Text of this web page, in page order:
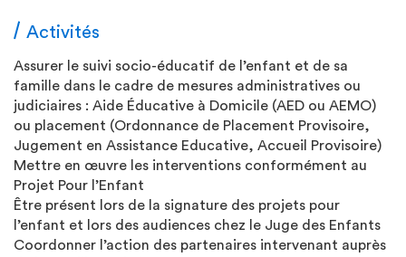
Activités
Assurer le suivi socio-éducatif de l’enfant et de sa
famille dans le cadre de mesures administratives ou
judiciaires : Aide Éducative à Domicile (AED ou AEMO)
ou placement (Ordonnance de Placement Provisoire,
Jugement en Assistance Educative, Accueil Provisoire)
Mettre en œuvre les interventions conformément au
Projet Pour l’Enfant
Être présent lors de la signature des projets pour
l’enfant et lors des audiences chez le Juge des Enfants
Coordonner l’action des partenaires intervenant auprès